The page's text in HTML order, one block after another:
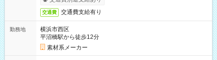
交通費 交通費支給有り
勤務地
横浜市西区
平沼橋駅から徒歩12分
素材系メーカー